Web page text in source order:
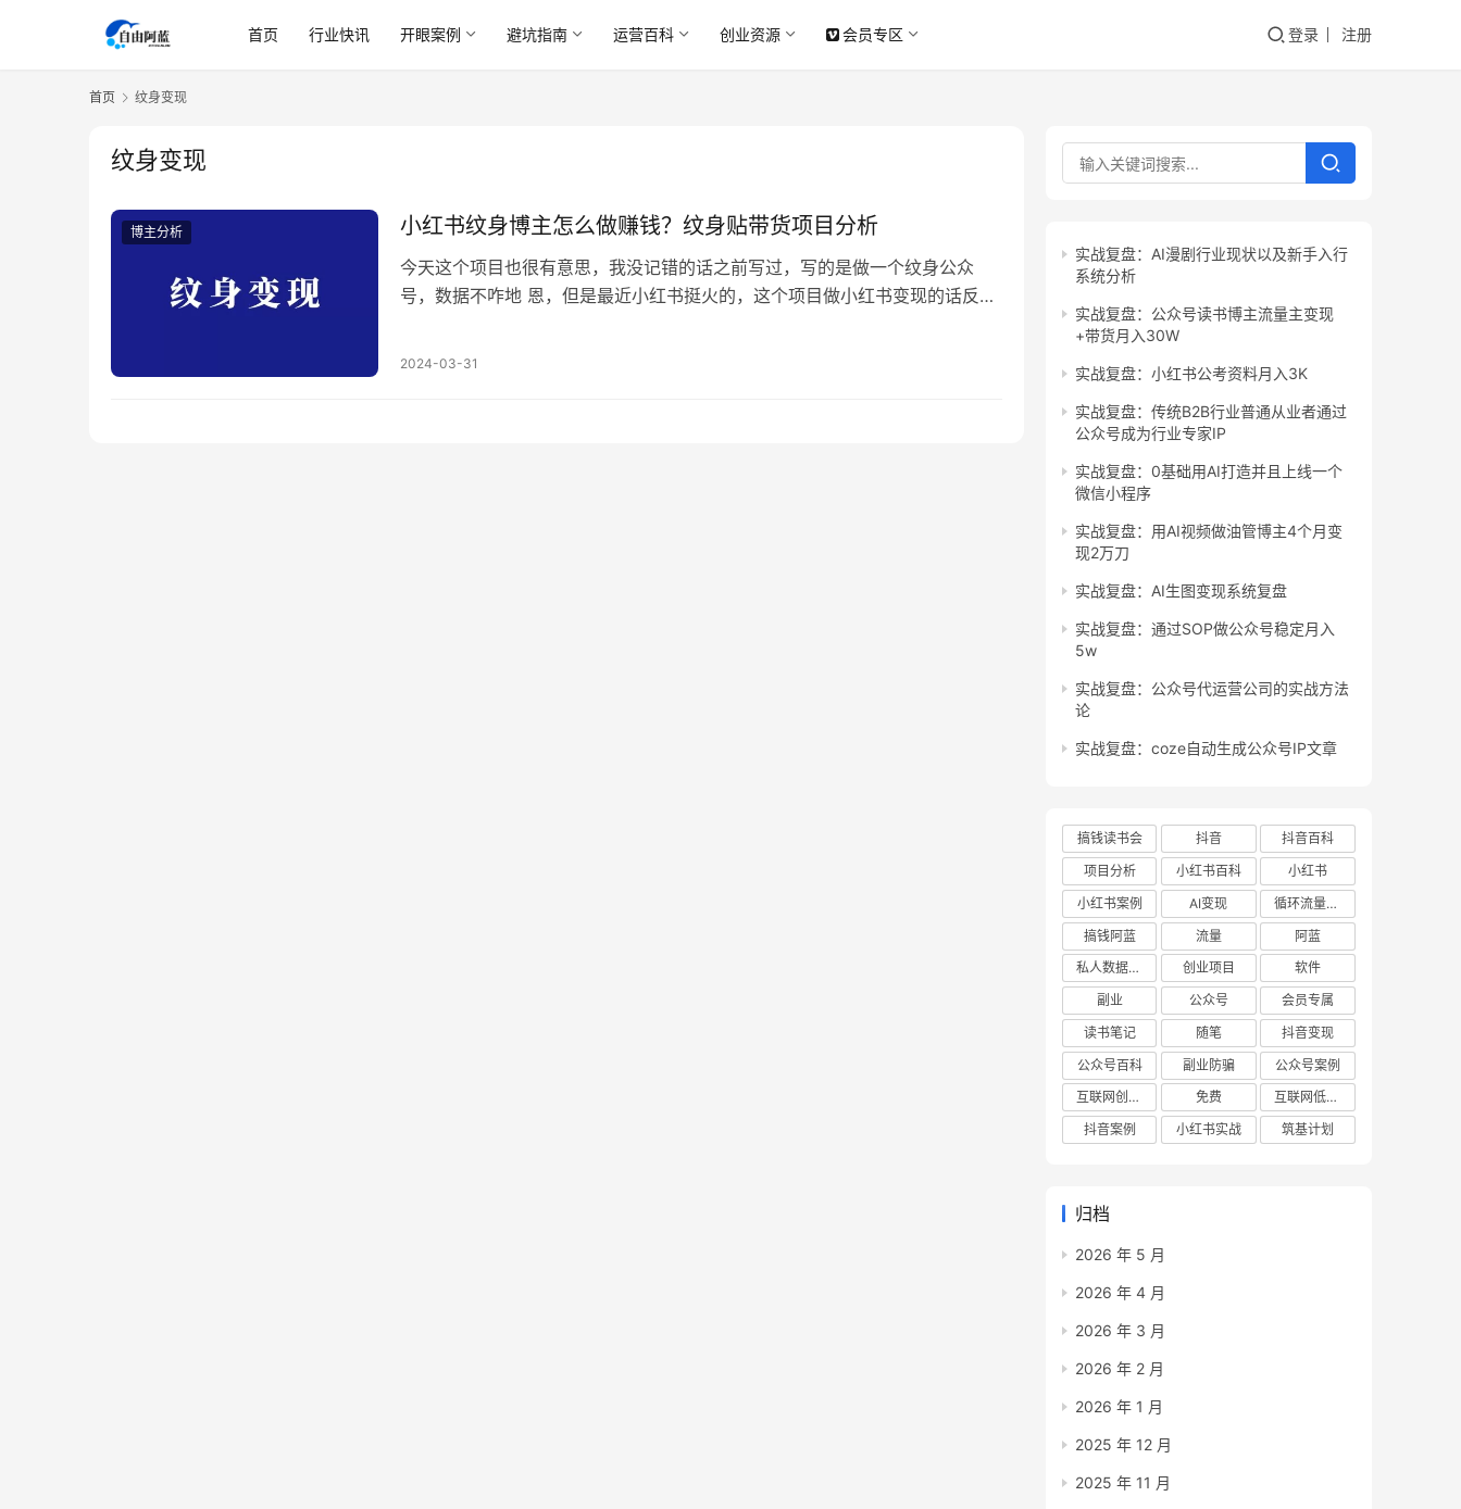
首页 行业快讯 开眼案例 避坑指南 运营百科 创业资源 会员专区 登录 注册
首页 纹身变现
纹身变现
博主分析 小红书纹身博主怎么做赚钱？纹身贴带货项目分析
今天这个项目也很有意思，我没记错的话之前写过，写的是做一个纹身公众
号，数据不咋地 恩，但是最近小红书挺火的，这个项目做小红书变现的话反馈
2024-03-31
实战复盘：AI漫剧行业现状以及新手入行
系统分析
实战复盘：公众号读书博主流量主变现
+带货月入30W
实战复盘：小红书公考资料月入3K
实战复盘：传统B2B行业普通从业者通过
公众号成为行业专家IP
实战复盘：0基础用AI打造并且上线一个
微信小程序
实战复盘：用AI视频做油管博主4个月变
现2万刀
实战复盘：AI生图变现系统复盘
实战复盘：通过SOP做公众号稳定月入
5w
实战复盘：公众号代运营公司的实战方法
论
实战复盘：coze自动生成公众号IP文章
搞钱读书会 抖音
抖音百科
项目分析
小红书百科
小红书
小红书案例
AI变现
循环流量实验室
搞钱阿蓝
流量
阿蓝
私人数据库项目
创业项目
软件
副业
公众号
会员专属
读书笔记
随笔
抖音变现
公众号百科
副业防骗
公众号案例
互联网创业项目
免费
互联网低成本创业项目
抖音案例
小红书实战 筑基计划
归档
2026 年 5 月
2026 年 4 月
2026 年 3 月
2026 年 2 月
2026 年 1 月
2025 年 12 月
2025 年 11 月